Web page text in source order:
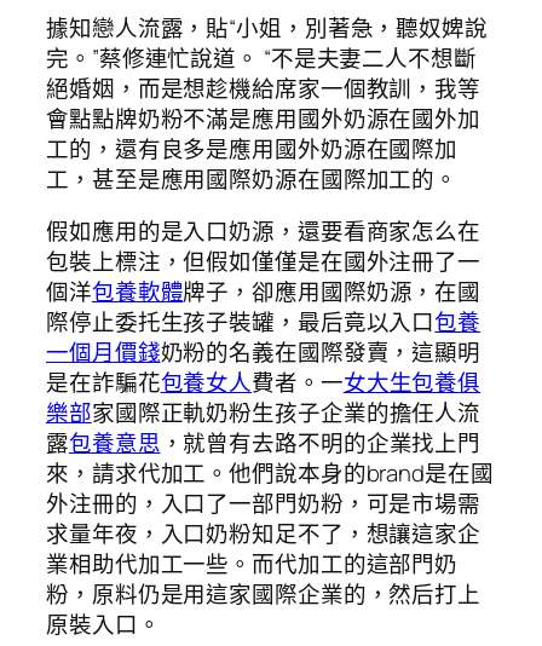
據知戀人流露，貼“小姐，別著急，聽奴婢說
完。”蔡修連忙說道。 “不是夫妻二人不想斷
絕婚姻，而是想趁機給席家一個教訓，我等
會點點牌奶粉不滿是應用國外奶源在國外加
工的，還有良多是應用國外奶源在國際加
工，甚至是應用國際奶源在國際加工的。
假如應用的是入口奶源，還要看商家怎么在
包裝上標注，但假如僅僅是在國外注冊了一
個洋包養軟體牌子，卻應用國際奶源，在國
際停止委托生孩子裝罐，最后竟以入口包養
一個月價錢奶粉的名義在國際發賣，這顯明
是在詐騙花包養女人費者。一女大生包養俱
樂部家國際正軌奶粉生孩子企業的擔任人流
露包養意思 ，就曾有去路不明的企業找上門
來，請求代加工。他們說本身的brand是在國
外注冊的，入口了一部門奶粉，可是市場需
求量年夜，入口奶粉知足不了，想讓這家企
業相助代加工一些。而代加工的這部門奶
粉，原料仍是用這家國際企業的，然后打上
原裝入口。